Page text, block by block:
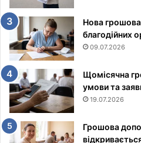
Нова грошова
благодійних
09.07.2026
Щомісячна
умови та
19.07.2026
Грошова